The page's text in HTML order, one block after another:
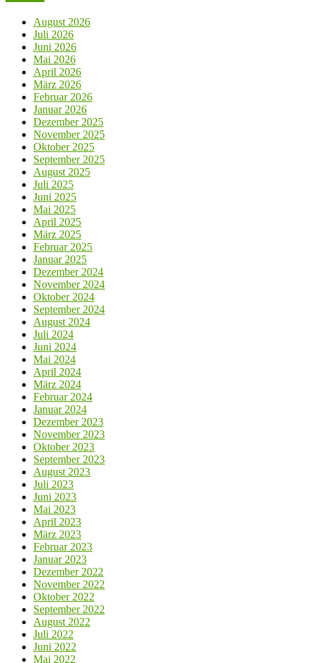
August 2026
Juli 2026
Juni 2026
Mai 2026
April 2026
März 2026
Februar 2026
Januar 2026
Dezember 2025
November 2025
Oktober 2025
September 2025
August 2025
Juli 2025
Juni 2025
Mai 2025
April 2025
März 2025
Februar 2025
Januar 2025
Dezember 2024
November 2024
Oktober 2024
September 2024
August 2024
Juli 2024
Juni 2024
Mai 2024
April 2024
März 2024
Februar 2024
Januar 2024
Dezember 2023
November 2023
Oktober 2023
September 2023
August 2023
Juli 2023
Juni 2023
Mai 2023
April 2023
März 2023
Februar 2023
Januar 2023
Dezember 2022
November 2022
Oktober 2022
September 2022
August 2022
Juli 2022
Juni 2022
Mai 2022